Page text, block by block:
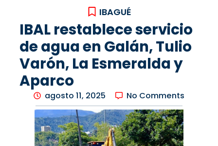
IBAGUÉ
IBAL restablece servicio
de agua en Galán, Tulio
Varón, La Esmeralda y
Aparco
agosto 11, 2025 No Comments